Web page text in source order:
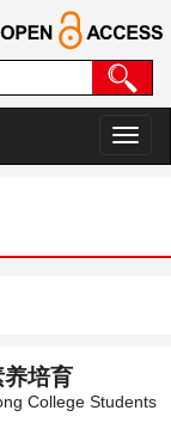
切
换
培育
College Students